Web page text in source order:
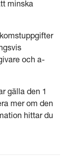
minska
och a-
gälla den 1
mer om den
hittar du